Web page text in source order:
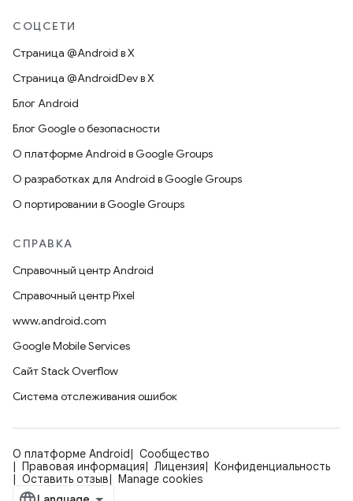
СОЦСЕТИ
Страница @Android в X
Страница @AndroidDev в X
Блог Android
Блог Google о безопасности
О платформе Android в Google Groups
О разработках для Android в Google Groups
О портировании в Google Groups
СПРАВКА
Справочный центр Android
Справочный центр Pixel
www.android.com
Google Mobile Services
Сайт Stack Overflow
Система отслеживания ошибок
О платформе Android
Сообщество
Правовая информация
Лицензия
Конфиденциальность
Оставить отзыв
Manage cookies